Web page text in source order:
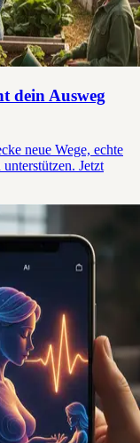
dein Ausweg
neue Wege, echte
Jetzt